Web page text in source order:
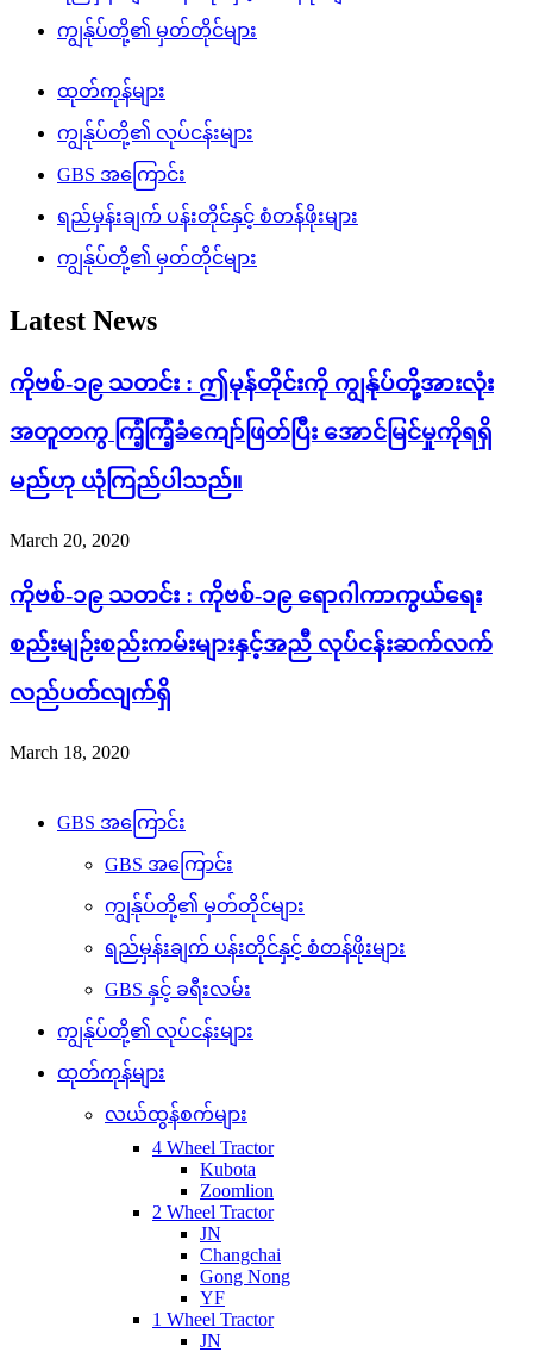
ကျွန်ုပ်တို့၏ မှတ်တိုင်များ
ထုတ်ကုန်များ
ကျွန်ုပ်တို့၏ လုပ်ငန်းများ
GBS အကြောင်း
ရည်မှန်းချက် ပန်းတိုင်နှင့် စံတန်ဖိုးများ
ကျွန်ုပ်တို့၏ မှတ်တိုင်များ
Latest News
ကိုဗစ်-၁၉ သတင်း : ဤမုန်တိုင်းကို ကျွန်ုပ်တို့အားလုံး
အတူတကွ ကြံ့ကြံ့ခံကျော်ဖြတ်ပြီး အောင်မြင်မှုကိုရရှိ
မည်ဟု ယုံကြည်ပါသည်။
March 20, 2020
ကိုဗစ်-၁၉ သတင်း : ကိုဗစ်-၁၉ ရောဂါကာကွယ်ရေး
စည်းမျဉ်းစည်းကမ်းများနှင့်အညီ လုပ်ငန်းဆက်လက်
လည်ပတ်လျက်ရှိ
March 18, 2020
GBS အကြောင်း
GBS အကြောင်း
ကျွန်ုပ်တို့၏ မှတ်တိုင်များ
ရည်မှန်းချက် ပန်းတိုင်နှင့် စံတန်ဖိုးများ
GBS နှင့် ခရီးလမ်း
ကျွန်ုပ်တို့၏ လုပ်ငန်းများ
ထုတ်ကုန်များ
လယ်ထွန်စက်များ
4 Wheel Tractor
Kubota
Zoomlion
2 Wheel Tractor
JN
Changchai
Gong Nong
YF
1 Wheel Tractor
JN